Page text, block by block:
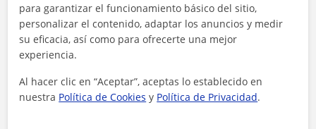
para garantizar el funcionamiento básico del sitio,
personalizar el contenido, adaptar los anuncios y medir
su eficacia, así como para ofrecerte una mejor
experiencia.
Al hacer clic en “Aceptar”, aceptas lo establecido en
nuestra Política de Cookies y Política de Privacidad.